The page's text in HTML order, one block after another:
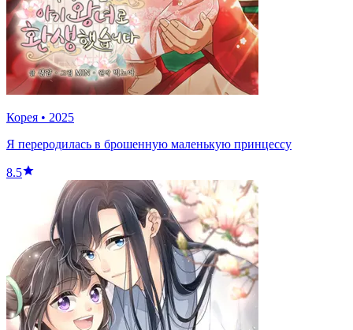
Корея • 2025
Я переродилась в брошенную маленькую принцессу
8.5